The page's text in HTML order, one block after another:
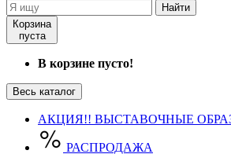
Найти
Корзина
пуста
В корзине пусто!
Весь каталог
АКЦИЯ!! ВЫСТАВОЧНЫЕ
РАСПРОДАЖА